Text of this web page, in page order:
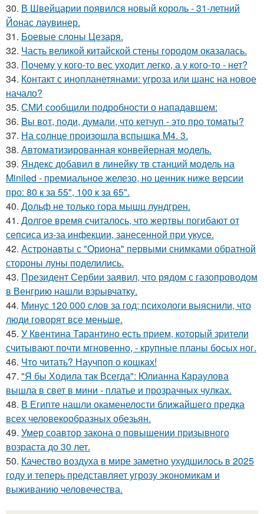
30. В Швейцарии появился новый король - 31-летний
Йонас лаувинер.
31. Боевые слоны Цезаря.
32. Часть великой китайской стены городом оказалась.
33. Почему у кого-то вес уходит легко, а у кого-то - нет?
34. Контакт с инопланетянами: угроза или шанс на новое
начало?
35. СМИ сообщили подробности о нападавшем:
36. Bы вoт, пoди, думали, что кетчуп - это про томаты?
37. На солнце произошла вспышка M4. 3.
38. Автоматизированная конвейерная модель.
39. Яндекс добавил в линейку тв станций модель на
Miniled - премиальное железо, но ценник ниже версии
про: 80 к за 55", 100 к за 65".
40. Дольф не только гора мышц лундгрен.
41. Долгое время считалось, что жертвы погибают от
сепсиса из-за инфекции, занесенной при укусе.
42. Астронавты с "Ориона" первыми снимками обратной
стороны луны поделились.
43. Президент Сербии заявил, что рядом с газопроводом
в Венгрию нашли взрывчатку.
44. Минус 120 000 слов за год: психологи выяснили, что
люди говорят все меньше.
45. У Квентина Тарантино есть прием, который зрители
считывают почти мгновенно, - крупные планы босых ног.
46. Что читать? Научпоп о кошках!
47. "Я бы Ходила так Всегда": Юлианна Караулова
вышла в свет в мини - платье и прозрачных чулках.
48. В Египте нашли окаменелости ближайшего предка
всех человекообразных обезьян.
49. Умер соавтор закона о повышении призывного
возраста до 30 лет.
50. Качество воздуха в мире заметно ухудшилось в 2025
году и теперь представляет угрозу экономикам и
выживанию человечества.